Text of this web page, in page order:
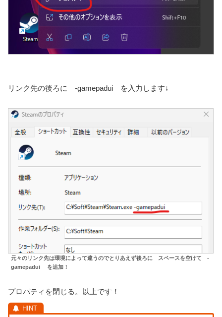
リンク先の後ろに -gamepadui を入力します↓
元々のリンク先は環境によって違うのでとりあえず後ろに スペースを空けて -
gamepadui を追加！
プロパティを閉じる。以上です！